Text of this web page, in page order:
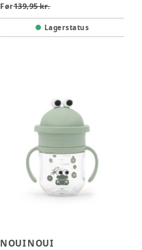
Før139,95 kr.
Lagerstatus
NOUI NOUI